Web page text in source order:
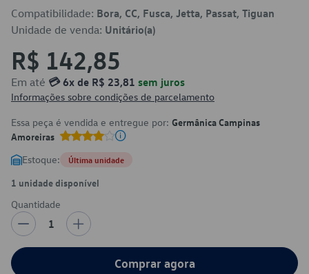
Compatibilidade: Bora, CC, Fusca, Jetta, Passat, Tiguan
Unidade de venda: Unitário(a)
R$ 142,85
Em até 💳 6x de R$ 23,81 sem juros
Informações sobre condições de parcelamento
Essa peça é vendida e entregue por: Germânica Campinas
Amoreiras
Estoque: Última unidade
1 unidade disponível
Quantidade
1
Comprar agora